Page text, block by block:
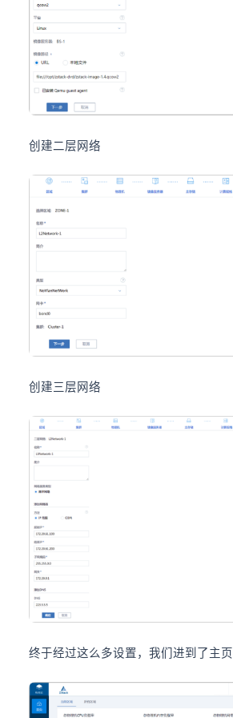
创建二层网络
创建三层网络
终于经过这么多设置，我们进到了主页